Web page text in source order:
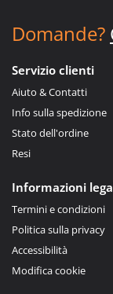
Domande?
Servizio clienti
Aiuto & Contatti
Info sulla spedizione
Stato dell'ordine
Resi
Informazioni
Termini e condizioni
Politica sulla privacy
Accessibilità
Modifica cookie